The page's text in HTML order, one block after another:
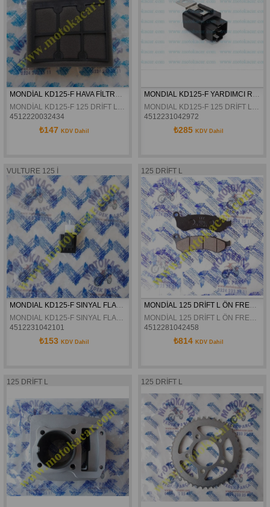
4512220032434
₺147 KDV Dahil
4512231042972
₺285 KDV Dahil
VULTURE 125 İ
MONDIAL KD125-F SINYAL FLAŞÖRÜ ORJINAL
MONDIAL KD125-F SINYAL FLAŞÖRÜ ORJINAL
4512231042101
₺153 KDV Dahil
125 DRİFT L
4512281042458
₺814 KDV Dahil
125 DRİFT L 125 DRİFT L